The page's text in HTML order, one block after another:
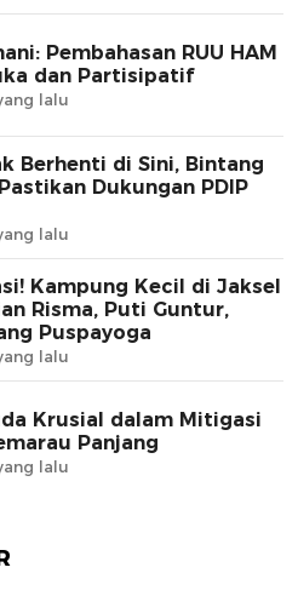
Pembahasan RUU HAM
dan Partisipatif
lalu
Berhenti di Sini, Bintang
Dukungan PDIP
lalu
Kampung Kecil di Jaksel
Risma, Puti Guntur,
Puspayoga
lalu
Krusial dalam Mitigasi
Panjang
lalu